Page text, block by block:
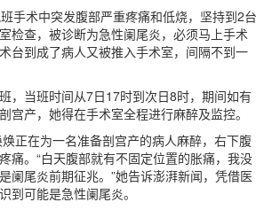
手术中突发腹部严重疼痛和低烧，坚持到2台
检查，被诊断为急性阑尾炎，必须马上手术
到成了病人又被推入手术室，间隔不到一
，当班时间从7日17时到次日8时，期间如有
宫产，她得在手术室全程进行麻醉及监控。
正在为一名准备剖宫产的病人麻醉，右下腹
痛。“白天腹部就有不固定位置的胀痛，我没
阑尾炎前期征兆。”她告诉澎湃新闻，凭借医
到可能是急性阑尾炎。